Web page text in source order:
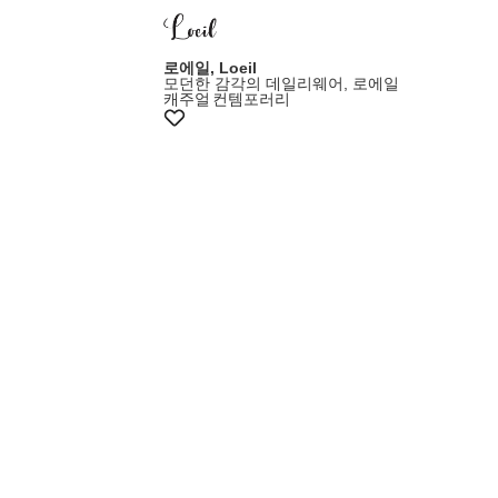
로에일, Loeil
모던한 감각의 데일리웨어, 로에일
캐주얼 컨템포러리